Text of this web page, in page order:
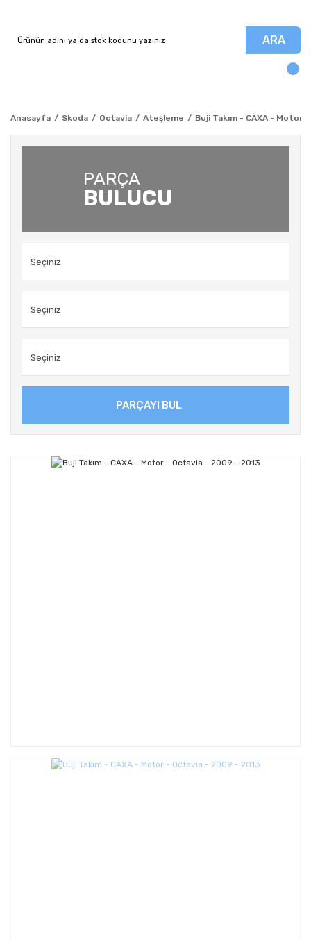
ARA
Anasayfa Skoda Octavia Ateşleme Buji Takım - CAXA - Motor
PARÇA
BULUCU
PARÇAYI BUL